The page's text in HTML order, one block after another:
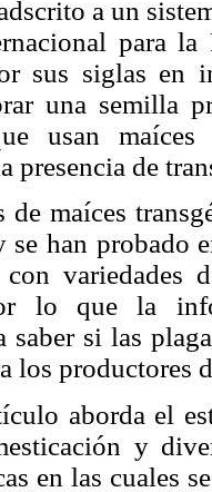
a un
para la
sus siglas en
una semilla
usan maíces
presencia de
de maíces
se han probado
variedades
lo que la
saber si las
los productores
aborda el
y
en las cuales